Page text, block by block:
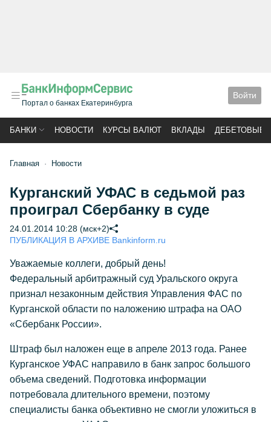
Портал о банках Екатеринбурга
Войти
БАНКИ НОВОСТИ КУРСЫ ВАЛЮТ ВКЛАДЫ ДЕБЕТОВЫЕ
Главная Новости
Курганский УФАС в седьмой раз
проиграл Сбербанку в суде
24.01.2014 10:28 (мск+2)
ПУБЛИКАЦИЯ В АРХИВЕ Bankinform.ru
Уважаемые коллеги, добрый день!
Федеральный арбитражный суд Уральского округа
признал незаконным действия Управления ФАС по
Курганской области по наложению штрафа на ОАО
«Сбербанк России».
Штраф был наложен еще в апреле 2013 года. Ранее
Курганское УФАС направило в банк запрос большого
объема сведений. Подготовка информации
потребовала длительного времени, поэтому
специалисты банка объективно не смогли уложиться в